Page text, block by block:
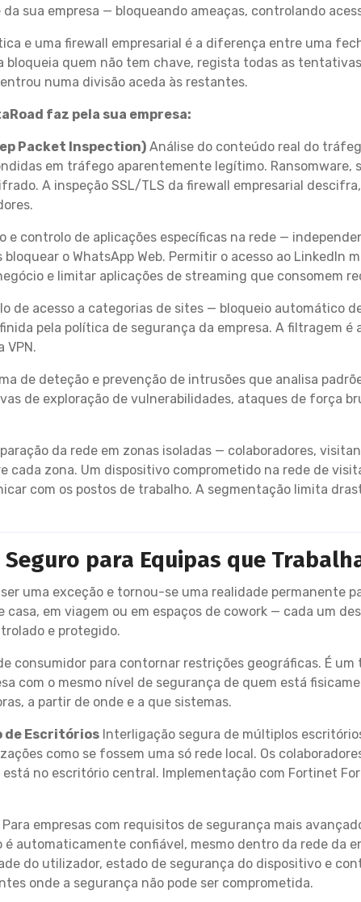
sua empresa — bloqueando ameaças, controlando
e uma firewall empresarial é a diferença entre uma
bloqueia quem não tem chave, regista todas as
numa divisão aceda às restantes.
faz pela sua empresa:
Packet Inspection) Análise do conteúdo real do
em tráfego aparentemente legítimo. Ransomware,
A inspeção SSL/TLS da firewall empresarial
e controlo de aplicações específicas na rede —
o WhatsApp Web. Permitir o acesso ao LinkedIn
e limitar aplicações de streaming que consomem
de acesso a categorias de sites — bloqueio automático
pela política de segurança da empresa. A filtragem
VPN.
de deteção e prevenção de intrusões que analisa
de exploração de vulnerabilidades, ataques de força
da rede em zonas isoladas — colaboradores,
cada zona. Um dispositivo comprometido na rede de
com os postos de trabalho. A segmentação limita
para Equipas que
uma exceção e tornou-se uma realidade permanente
em viagem ou em espaços de cowork — cada um
e protegido.
consumidor para contornar restrições geográficas. É
com o mesmo nível de segurança de quem está
a partir de onde e a que sistemas.
de Escritórios Interligação segura de múltiplos
como se fossem uma só rede local. Os
no escritório central. Implementação com Fortinet
Para empresas com requisitos de segurança mais
automaticamente confiável, mesmo dentro da rede da
do utilizador, estado de segurança do dispositivo e
onde a segurança não pode ser comprometida.